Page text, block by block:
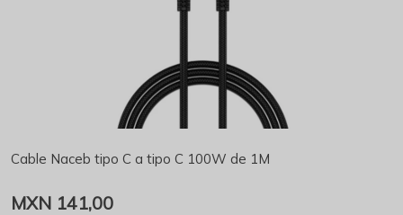
Cable Naceb tipo C a tipo C 100W de 1M
MXN 141,00